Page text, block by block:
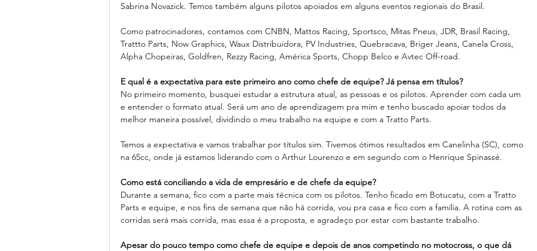
Sabrina Novazick. Temos também alguns pilotos apoiados em alguns eventos regionais do Brasil.
Como patrocinadores, contamos com CNBN, Mattos Racing, Sportsco, Mitas Pneus, JDR, Brasil Racing,
Trattto Parts, Now Graphics, Waux Distribuidora, PV Industries, Quebracava, Briger Jeans, Canela Cross,
Alpha Chopeiras, Goldfren, Rezzy Racing, América Sports, Chopp Belco e Avtec Off-road.
E qual é a expectativa para este primeiro ano como chefe de equipe? Já pensa em títulos?
No primeiro momento, busquei estudar a estrutura atual, as pessoas e os pilotos. Aprender com cada um
e entender o formato atual. Será um ano de aprendizagem pra mim e tenho buscado apoiar todos da
melhor maneira possível, dividindo o meu trabalho na equipe e com a Tratto Parts.
Temos a expectativa e vamos trabalhar por títulos sim. Tivemos ótimos resultados em Canelinha (SC), como
na 65cc, onde já estamos liderando com o Arthur Lourenzo e em segundo com o Henrique Spinassé.
Como está conciliando a vida de empresário e de chefe da equipe?
Durante a semana, fico com a parte mais técnica com os pilotos. Tenho ficado em Botucatu, com a Tratto
Parts e equipe, e nos fins de semana que não há corrida, vou pra casa e fico com a família. A rotina com as
corridas será mais corrida, mas essa é a proposta, e agradeço por estar com bastante trabalho.
Apesar do pouco tempo como chefe de equipe e depois de anos competindo no motocross, o que dá